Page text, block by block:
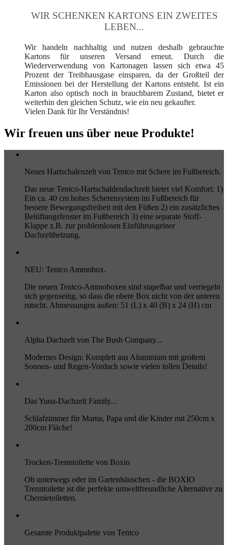
WIR SCHENKEN KARTONS EIN ZWEITES
LEBEN...
Wir handeln nachhaltig und nutzen deshalb gebrauchte
Kartons für unseren Versand erneut. Durch die
Wiederverwendung von Kartonagen lassen sich etwa 45
Prozent der Treibhausgase einsparen, da der Großteil der
Emissionen bei der Herstellung der Kartons entsteht. Ist ein
Karton also optisch noch in brauchbarem Zustand, bietet er
weiterhin den gleichen Schutz, wie ein neu gekaufter.
Vielen Dank für Ihr Verständnis!
Wir freuen uns über neue Produkte!
Neues Hartschalenzelt von Tentco mit Schere im Fußbereich.
Das neue Tentco-Hartschaldendachzelt bietet viel Komfort: 1)
Ein ca. 40 cm hohes Scherensystem im Fußbereich für
bessere Bewegungsfreiheit mit den Füßen 2) ein zusätzliches
Belüftungsfenster im Fußbereich 3) eine separate Stoff-
Klappe z.B. zur problemlosen Einführungeiner
Dachzeltheizung.
NEU: Tentco Ammobox.
Die neuen Tentco-Ammoboxen sind stapelbar und verriegeln
sich gegenseitig, so dass die obere Box nicht von der unteren
rutscht. Abmessungen außen: 51 (L) x 40 (B) x 24 (H) cm
Alpha Dachzelt von The Bush Company...
Modernes Design: Komplett aus Aluminium mit großem
Sonnen- und Regen-Vordach sowie vielen tollen Details!
Das Yuna-Dachzelt Family...
Schlafzimmer für Mama, Papa und die Kinder mit 250cm x
200cm Fläche!
Trocken-Trenntoilette von Boxio
Ob unterwegs oder im Gartenhäuschen - die BOXIO
Trenntoilette ist die perfekte umweltfreundliche Alternative zu
Chemietoiletten.
Gesamte Produktpalette von Tentco